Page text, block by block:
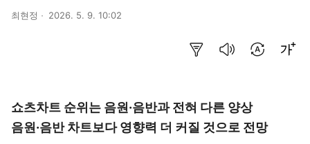
최현정 2026. 5. 9. 10:02
쇼츠차트 순위는 음원·음반과 전혀 다른 양상
음원·음반 차트보다 영향력 더 커질 것으로 전망